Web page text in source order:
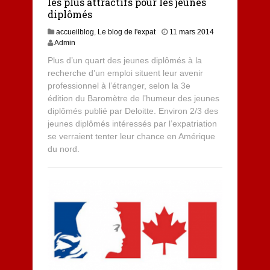
diplômés
accueilblog Le blog de l'expat
11 mars 2014
Admin
Plus d’un quart des jeunes diplômés à la
recherche d’un emploi situent leur avenir
professionnel à l’étranger, selon la 3e
édition du Baromètre de l’humeur des jeunes
diplômés publié par Deloitte. Environ 2/3 des
jeunes diplômés intéressés par l’expatriation
se verraient tenter leur chance en Amérique
du nord.